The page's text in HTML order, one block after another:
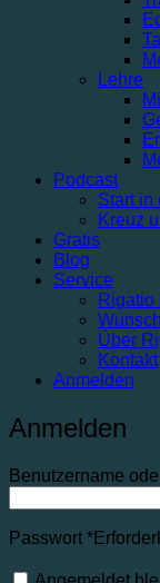
Lehre
Podcast
Start in
Kreuz
Gratis
Blog
Service
Rigatio
Über
Kontakt
Anmelden
Anmelden
Benutzername
Passwort *